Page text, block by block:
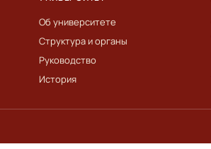
Об университете
Структура и органы
Руководство
История